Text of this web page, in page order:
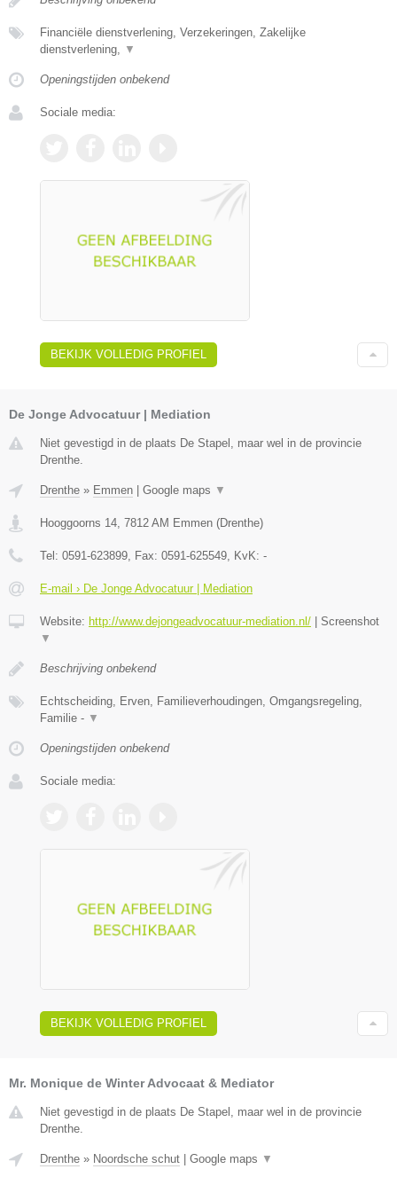
Financiële dienstverlening, Verzekeringen, Zakelijke
dienstverlening, ▼
Openingstijden onbekend
Sociale media:
BEKIJK VOLLEDIG PROFIEL
De Jonge Advocatuur | Mediation
Niet gevestigd in de plaats De Stapel, maar wel in de provincie
Drenthe.
Drenthe » Emmen Google maps ▼
Hooggoorns 14, 7812 AM Emmen (Drenthe)
Tel: 0591-623899, Fax: 0591-625549, KvK: -
E-mail › De Jonge Advocatuur | Mediation
Website: http://www.dejongeadvocatuur-mediation.nl/
Screenshot
▼
Beschrijving onbekend
Echtscheiding, Erven, Familieverhoudingen, Omgangsregeling,
Familie - ▼
Openingstijden onbekend
Sociale media:
BEKIJK VOLLEDIG PROFIEL
Mr. Monique de Winter Advocaat & Mediator
Niet gevestigd in de plaats De Stapel, maar wel in de provincie
Drenthe.
Drenthe » Noordsche schut Google maps ▼